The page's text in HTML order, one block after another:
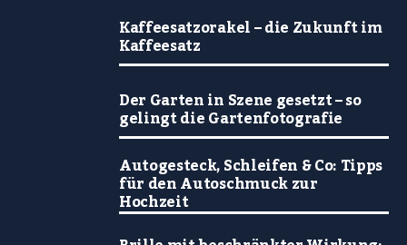
Kaffeesatzorakel – die Zukunft im
Kaffeesatz
Der Garten in Szene gesetzt – so
gelingt die Gartenfotografie
Autogesteck, Schleifen & Co: Tipps
für den Autoschmuck zur
Hochzeit